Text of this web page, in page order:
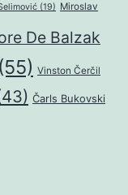
(19) Miroslav
De Balzak
(55) Vinston Čerčil
Čarls Bukovski